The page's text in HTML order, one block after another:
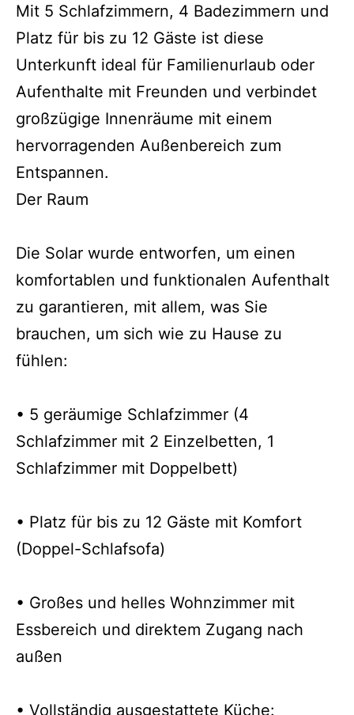
Mit 5 Schlafzimmern, 4 Badezimmern und
Platz für bis zu 12 Gäste ist diese
Unterkunft ideal für Familienurlaub oder
Aufenthalte mit Freunden und verbindet
großzügige Innenräume mit einem
hervorragenden Außenbereich zum
Entspannen.
Der Raum
Die Solar wurde entworfen, um einen
komfortablen und funktionalen Aufenthalt
zu garantieren, mit allem, was Sie
brauchen, um sich wie zu Hause zu
fühlen:
• 5 geräumige Schlafzimmer (4
Schlafzimmer mit 2 Einzelbetten, 1
Schlafzimmer mit Doppelbett)
• Platz für bis zu 12 Gäste mit Komfort
(Doppel-Schlafsofa)
• Großes und helles Wohnzimmer mit
Essbereich und direktem Zugang nach
außen
• Vollständig ausgestattete Küche: